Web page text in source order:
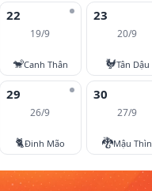
22
19/9
🐒Canh Thân
23
20/9
🐓Tân Dậu
29
26/9
🐈Đinh Mão
30
27/9
🐉Mậu Thìn